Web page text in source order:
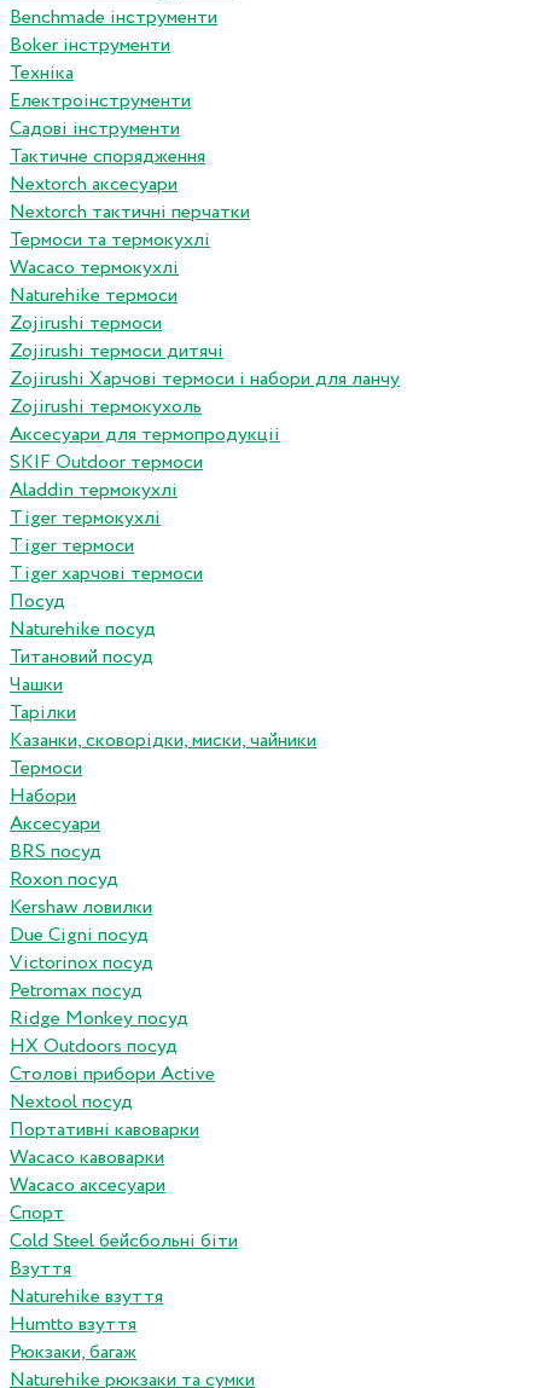
Benchmade інструменти
Boker інструменти
Техніка
Електроінструменти
Садові інструменти
Тактичне спорядження
Nextorch аксесуари
Nextorch тактичні перчатки
Термоси та термокухлі
Wacaco термокухлі
Naturehike термоси
Zojirushi термоси
Zojirushi термоси дитячі
Zojirushi Харчові термоси і набори для ланчу
Zojirushi термокухоль
Аксесуари для термопродукціі
SKIF Outdoor термоси
Aladdin термокухлі
Tiger термокухлі
Tiger термоси
Tiger харчові термоси
Посуд
Naturehike посуд
Титановий посуд
Чашки
Тарілки
Казанки, сковорідки, миски, чайники
Термоси
Набори
Аксесуари
BRS посуд
Roxon посуд
Kershaw ловилки
Due Cigni посуд
Victorinox посуд
Petromax посуд
Ridge Monkey посуд
HX Outdoors посуд
Столові прибори Active
Nextool посуд
Портативні кавоварки
Wacaco кавоварки
Wacaco аксесуари
Спорт
Cold Steel бейсбольні біти
Взуття
Naturehike взуття
Humtto взуття
Рюкзаки, багаж
Naturehike рюкзаки та сумки